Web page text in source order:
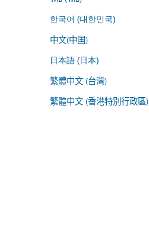
한국어 (대한민국)
中文(中国)
日本語 (日本)
繁體中文 (台灣)
繁體中文 (香港特別行政區)